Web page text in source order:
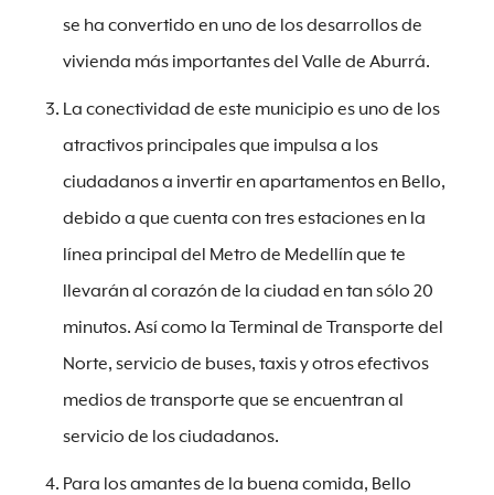
se ha convertido en uno de los desarrollos de
vivienda más importantes del Valle de Aburrá.
La conectividad de este municipio es uno de los
atractivos principales que impulsa a los
ciudadanos a invertir en apartamentos en Bello,
debido a que cuenta con tres estaciones en la
línea principal del Metro de Medellín que te
llevarán al corazón de la ciudad en tan sólo 20
minutos. Así como la Terminal de Transporte del
Norte, servicio de buses, taxis y otros efectivos
medios de transporte que se encuentran al
servicio de los ciudadanos.
Para los amantes de la buena comida, Bello